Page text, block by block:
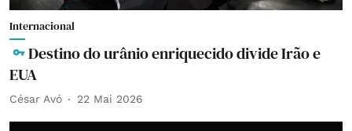
Internacional
Destino do urânio enriquecido divide Irão e
EUA
César Avó 22 Mai 2026